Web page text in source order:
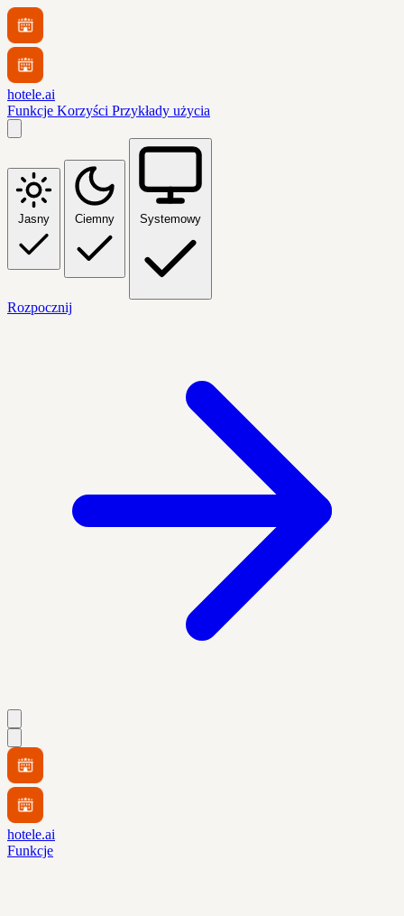
hotele.ai
Funkcje Korzyści Przykłady użycia
Jasny Ciemny Systemowy
Rozpocznij
hotele.ai
Funkcje